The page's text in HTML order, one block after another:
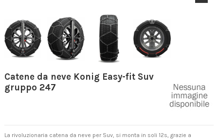
Catene da neve Konig Easy-fit Suv
gruppo 247
La rivoluzionaria catena da neve per Suv, si monta in soli 12s, grazie a